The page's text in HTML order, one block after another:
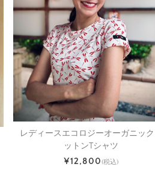
レディースエコロジーオーガニック
ットンTシャツ
¥12,800(税込)